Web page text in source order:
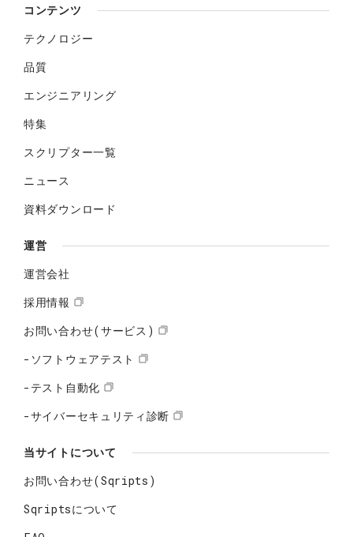
コンテンツ
テクノロジー
品質
エンジニアリング
特集
スクリプター一覧
ニュース
資料ダウンロード
運営
運営会社
採用情報
お問い合わせ(サービス)
-ソフトウェアテスト
-テスト自動化
-サイバーセキュリティ診断
当サイトについて
お問い合わせ(Sqripts)
Sqriptsについて